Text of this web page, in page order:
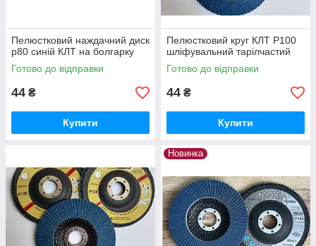
Пелюстковий наждачний диск
р80 синій КЛТ на болгарку
Готово до відправки
44 ₴
Купити
Пелюстковий круг КЛТ Р100
шліфувальний тарілчастий
Готово до відправки
44 ₴
Купити
Новинка